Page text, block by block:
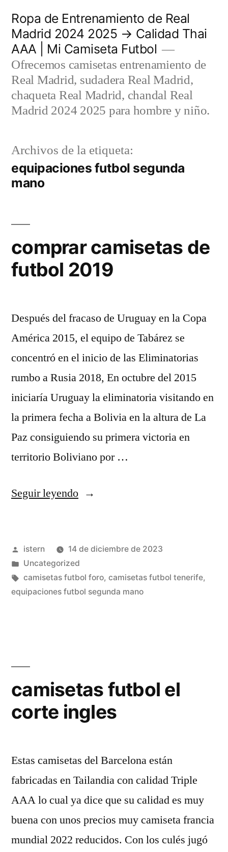
contenido
Ropa de Entrenamiento de Real
Madrid 2024 2025 → Calidad Thai
AAA | Mi Camiseta Futbol
Ofrecemos camisetas entrenamiento de
Real Madrid, sudadera Real Madrid,
chaqueta Real Madrid, chandal Real
Madrid 2024 2025 para hombre y niño.
Archivos de la etiqueta:
equipaciones futbol segunda
mano
comprar camisetas de
futbol 2019
Después del fracaso de Uruguay en la Copa
América 2015, el equipo de Tabárez se
concentró en el inicio de las Eliminatorias
rumbo a Rusia 2018, En octubre del 2015
iniciaría Uruguay la eliminatoria visitando en
la primera fecha a Bolivia en la altura de La
Paz consiguiendo su primera victoria en
territorio Boliviano por …
Seguir leyendo«comprar
futbol
2019»
Publicado
por
istern
14 de diciembre de 2023
Publicado
en
Uncategorized
Etiquetas:
camisetas futbol foro, camisetas futbol tenerife,
equipaciones futbol segunda mano
camisetas futbol el
corte ingles
Estas camisetas del Barcelona están
fabricadas en Tailandia con calidad Triple
AAA lo cual ya dice que su calidad es muy
buena con unos precios muy camiseta francia
mundial 2022 reducidos. Con los culés jugó